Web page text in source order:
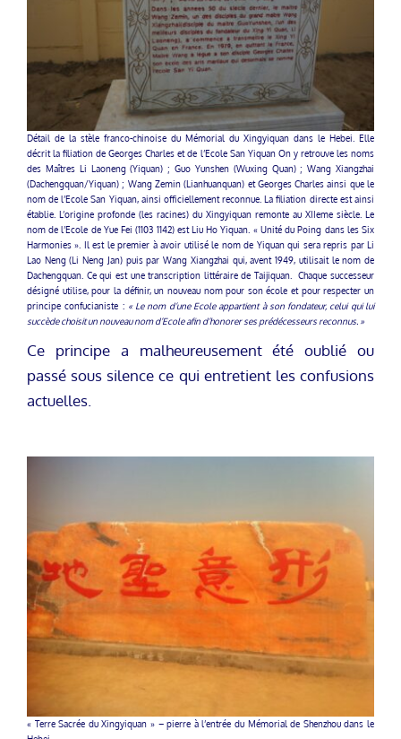
Détail de la stèle franco-chinoise du Mémorial du Xingyiquan dans le Hebei. Elle
décrit la filiation de Georges Charles et de l’Ecole San Yiquan On y retrouve les noms
des Maîtres Li Laoneng (Yiquan) ; Guo Yunshen (Wuxing Quan) ; Wang Xiangzhai
(Dachengquan/Yiquan) ; Wang Zemin (Lianhuanquan) et Georges Charles ainsi que le
nom de l’Ecole San Yiquan, ainsi officiellement reconnue. La filiation directe est ainsi
établie. L’origine profonde (les racines) du Xingyiquan remonte au XIIeme siècle. Le
nom de l’Ecole de Yue Fei (1103 1142) est Liu Ho Yiquan. « Unité du Poing dans les Six
Harmonies ». Il est le premier à avoir utilisé le nom de Yiquan qui sera repris par Li
Lao Neng (Li Neng Jan) puis par Wang Xiangzhai qui, avent 1949, utilisait le nom de
Dachengquan. Ce qui est une transcription littéraire de Taijiquan. Chaque successeur
désigné utilise, pour la définir, un nouveau nom pour son école et pour respecter un
principe confucianiste : « Le nom d’une Ecole appartient à son fondateur, celui qui lui
succède choisit un nouveau nom d’Ecole afin d’honorer ses prédécesseurs reconnus. »
Ce principe a malheureusement été oublié ou
passé sous silence ce qui entretient les confusions
actuelles.
« Terre Sacrée du Xingyiquan » – pierre à l’entrée du Mémorial de Shenzhou dans le